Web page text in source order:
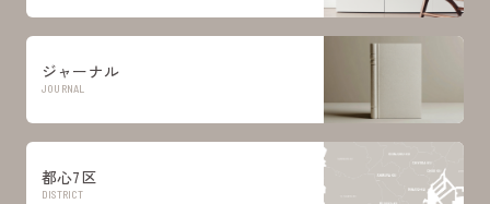
ジャーナル
JOURNAL
都心7区
DISTRICT